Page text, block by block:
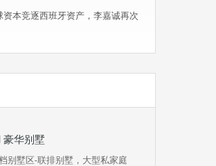
资本竞逐西班牙资产，李嘉诚再次
豪华别墅
别墅区-联排别墅，大型私家庭